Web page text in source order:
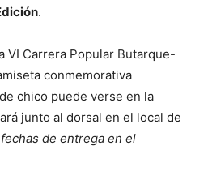
.
VI Carrera Popular Butarque-
conmemorativa
chico puede verse en la
junto al dorsal en el local de
de entrega en el